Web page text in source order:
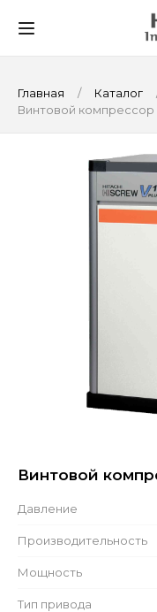
Главная Каталог
Винтовой компрессор
Винтовой
Давление
Производительность
Мощность
Тип привода